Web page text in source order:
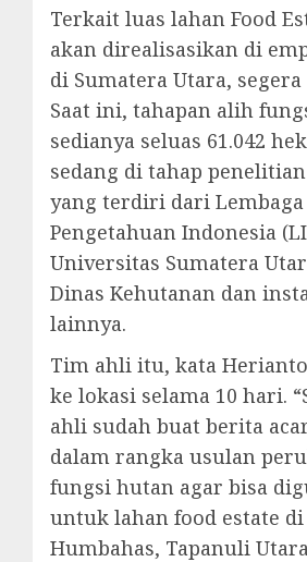
Terkait luas lahan Food
akan direalisasikan di
di Sumatera Utara,
Saat ini, tahapan alih
sedianya seluas 61.042
sedang di tahap
yang terdiri dari
Pengetahuan Indonesia
Universitas Sumatera
Dinas Kehutanan dan
lainnya.
Tim ahli itu, kata
ke lokasi selama 10 hari.
ahli sudah buat berita
dalam rangka usulan
fungsi hutan agar bisa
untuk lahan food estate di
Humbahas, Tapanuli